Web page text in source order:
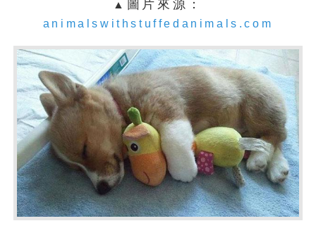
▲ 圖片來源：
animalswithstuffedanimals.com